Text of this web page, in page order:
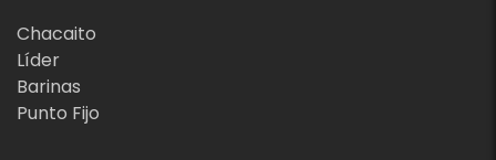
Chacaito
Líder
Barinas
Punto Fijo